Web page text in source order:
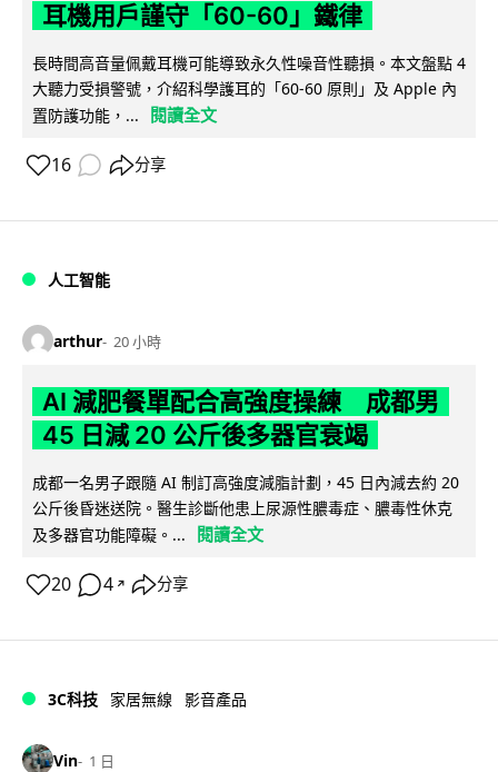
耳機用戶謹守「60-60」鐵律
長時間高音量佩戴耳機可能導致永久性噪音性聽損。本文盤點 4
大聽力受損警號，介紹科學護耳的「60-60 原則」及 Apple 內
置防護功能，...
閱讀全文
16 分享
人工智能
arthur 20 小時
AI 減肥餐單配合高強度操練 成都男
45 日減 20 公斤後多器官衰竭
成都一名男子跟隨 AI 制訂高強度減脂計劃，45 日內減去約 20
公斤後昏迷送院。醫生診斷他患上尿源性膿毒症、膿毒性休克
及多器官功能障礙。...
閱讀全文
20 4 ↗ 分享
3C科技 家居無線 影音產品
Vin 1 日